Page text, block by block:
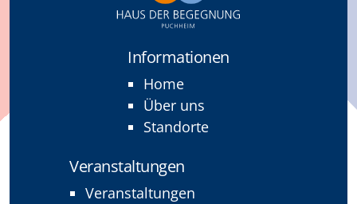
Informationen
Home
Über uns
Standorte
Veranstaltungen
Veranstaltungen